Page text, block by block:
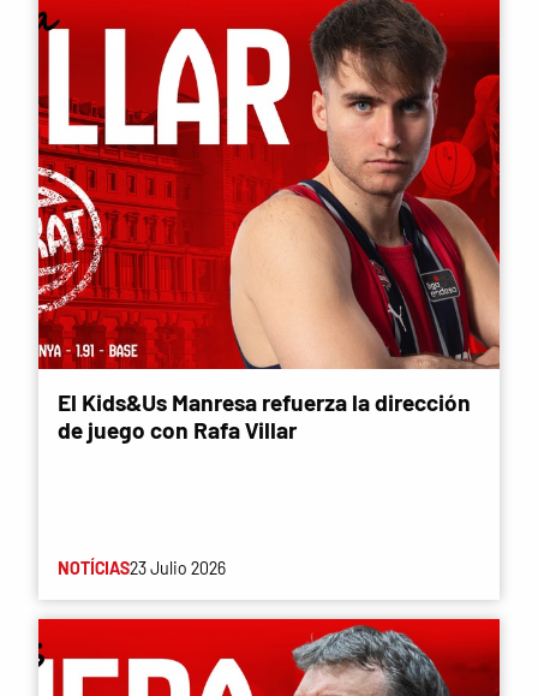
El Kids&Us Manresa refuerza la dirección
de juego con Rafa Villar
NOTÍCIAS23 Julio 2026